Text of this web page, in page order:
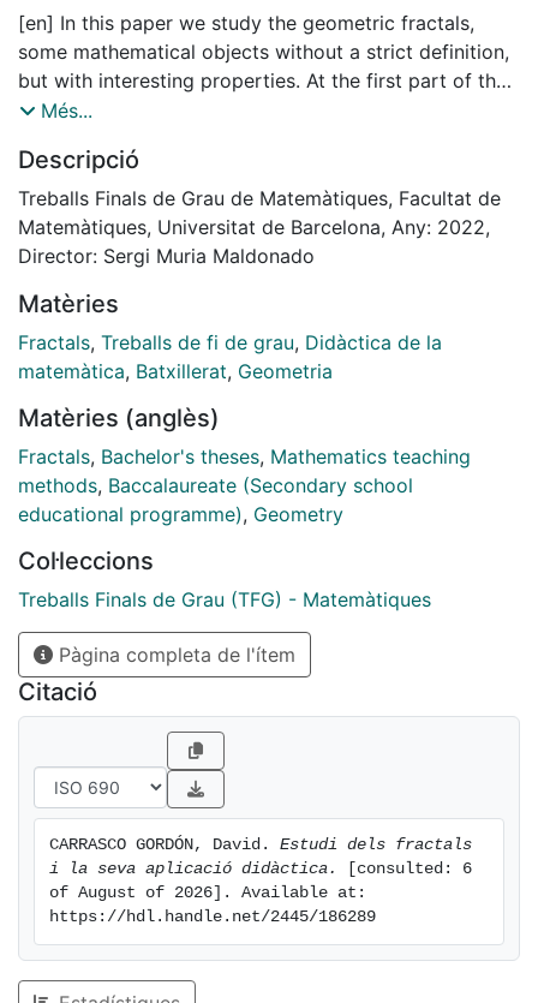
[en] In this paper we study the geometric fractals,
some mathematical objects without a strict definition,
but with interesting properties. At the first part of the
essay, we perform a theoretical study of fractals,
to an analysis of the most famous, and then focusing
on their constructions, and their Fractal Dimensions
too. At the second part we propose an activity for A-
levels students,
Més...
Descripció
Treballs Finals de Grau de Matemàtiques, Facultat de
Matemàtiques, Universitat de Barcelona, Any: 2022,
Director: Sergi Muria Maldonado
Matèries
Fractals, Treballs de fi de grau, Didàctica de la
matemàtica, Batxillerat, Geometria
Matèries (anglès)
Fractals, Bachelor's theses, Mathematics teaching
methods, Baccalaureate (Secondary school
educational programme), Geometry
Col·leccions
Treballs Finals de Grau (TFG) - Matemàtiques
Pàgina completa de l'ítem
Citació
CARRASCO GORDÓN, David. Estudi dels fractals
i la seva aplicació didàctica.
[consulted: 6
of August of 2026]. Available at:
https://hdl.handle.net/2445/186289